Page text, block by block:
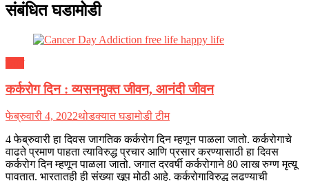
संबंधित घडामोडी
कर्करोग दिन : व्यसनमुक्त जीवन, आनंदी जीवन
फेब्रुवारी 4, 2022थोडक्यात घडामोडी टीम
4 फेब्रुवारी हा दिवस जागतिक कर्करोग दिन म्हणून पाळला जातो. कर्करोगाचे
वाढते प्रमाण पाहता त्याविरुद्ध प्रचार आणि प्रसार करण्यासाठी हा दिवस
कर्करोग दिन म्हणून पाळला जातो. जगात दरवर्षी कर्करोगाने 80 लाख रुग्ण मृत्यू
पावतात. भारतातही ही संख्या खूप मोठी आहे. कर्करोगाविरुद्ध लढण्याची